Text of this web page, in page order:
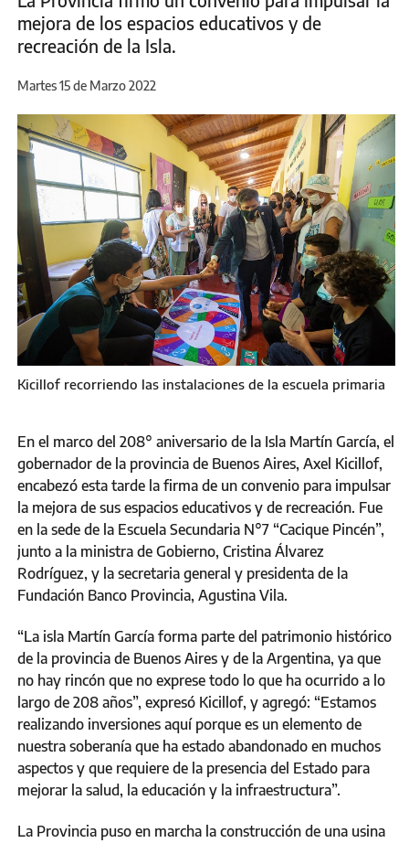
mejora de los espacios educativos y de
recreación de la Isla.
Martes 15 de Marzo 2022
Kicillof recorriendo las instalaciones de la escuela primaria
En el marco del 208° aniversario de la Isla Martín García, el
gobernador de la provincia de Buenos Aires, Axel Kicillof,
encabezó esta tarde la firma de un convenio para impulsar
la mejora de sus espacios educativos y de recreación. Fue
en la sede de la Escuela Secundaria N°7 “Cacique Pincén”,
junto a la ministra de Gobierno, Cristina Álvarez
Rodríguez, y la secretaria general y presidenta de la
Fundación Banco Provincia, Agustina Vila.
“La isla Martín García forma parte del patrimonio histórico
de la provincia de Buenos Aires y de la Argentina, ya que
no hay rincón que no exprese todo lo que ha ocurrido a lo
largo de 208 años”, expresó Kicillof, y agregó: “Estamos
realizando inversiones aquí porque es un elemento de
nuestra soberanía que ha estado abandonado en muchos
aspectos y que requiere de la presencia del Estado para
mejorar la salud, la educación y la infraestructura”.
La Provincia puso en marcha la construcción de una usina